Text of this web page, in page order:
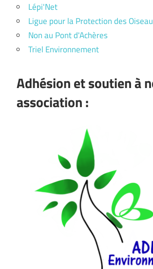
Lépi'Net
Ligue pour la Protection des
Non au Pont d'Achères
Triel Environnement
Adhésion et soutien à
association :